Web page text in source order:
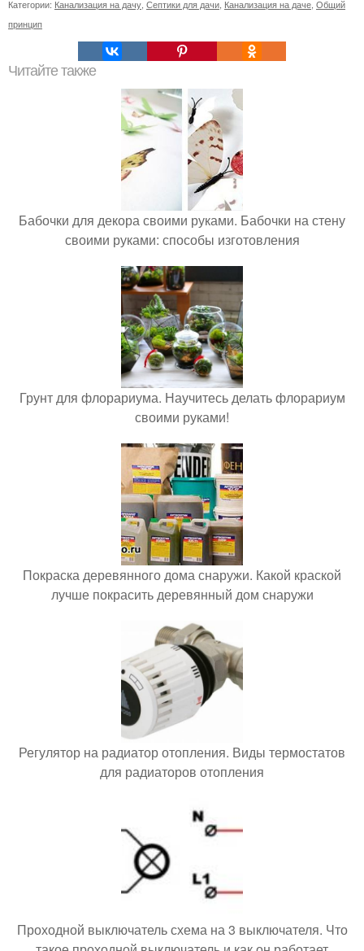
Категории: Канализация на дачу Септики для дачи Канализация на даче Общий
принцип
Читайте также
Бабочки для декора своими руками. Бабочки на стену
своими руками: способы изготовления
Грунт для флорариума. Научитесь делать флорариум
своими руками!
Покраска деревянного дома снаружи. Какой краской
лучше покрасить деревянный дом снаружи
Регулятор на радиатор отопления. Виды термостатов
для радиаторов отопления
Проходной выключатель схема на 3 выключателя. Что